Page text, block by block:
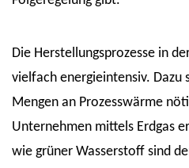
Die Herstellungsprozesse in
vielfach energieintensiv. Dazu
Mengen an Prozesswärme
Unternehmen mittels Erdgas
wie grüner Wasserstoff sind